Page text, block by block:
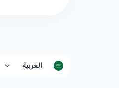
العربية